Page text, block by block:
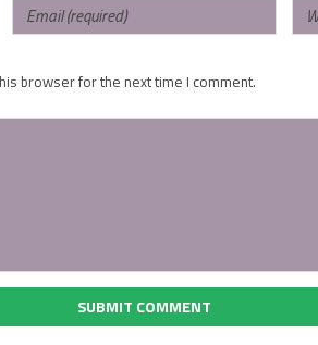
browser for the next time I comment.
SUBMIT COMMENT